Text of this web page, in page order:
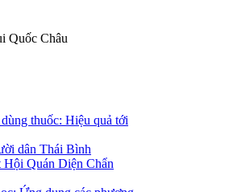
Quốc Châu
thuốc: Hiệu quả tới
dân Thái Bình
Hội Quán Diện Chẩn